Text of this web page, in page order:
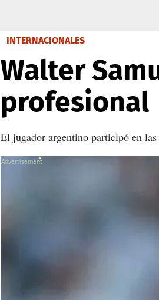
INTERNACIONALES
Walter
profesional
El jugador argentino participó en
X